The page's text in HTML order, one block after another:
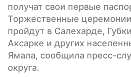
получат свои первые
Торжественные
пройдут в Салехарде,
Аксарке и других
Ямала, сообщила пресс-
округа.